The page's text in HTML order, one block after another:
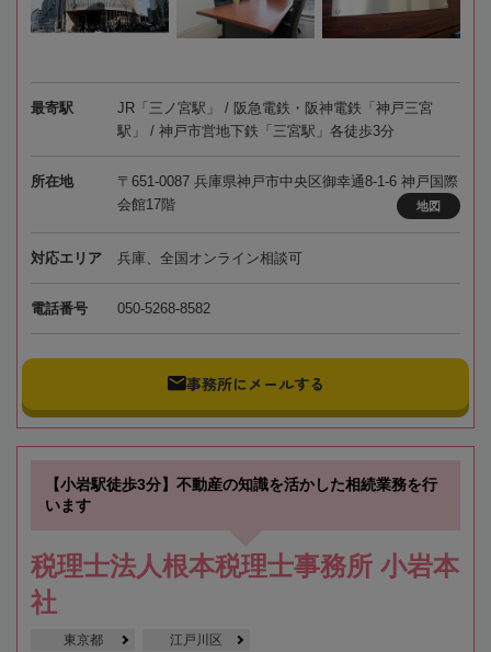
最寄駅
JR「三ノ宮駅」 / 阪急電鉄・阪神電鉄「神戸三宮
駅」 / 神戸市営地下鉄「三宮駅」各徒歩3分
所在地
〒651-0087 兵庫県神戸市中央区御幸通8-1-6 神戸国際
会館17階
地図
対応エリア 兵庫、全国オンライン相談可
電話番号 050-5268-8582
事務所にメールする
【小岩駅徒歩3分】不動産の知識を活かした相続業務を行
います
税理士法人根本税理士事務所 小岩本
社
東京都 江戸川区